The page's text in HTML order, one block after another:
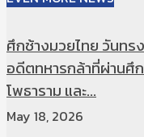
ศึกช้างมวยไทย วันท
อดีตทหารกล้าที่ผ่านศึ
โพธาราม และ...
May 18, 2026